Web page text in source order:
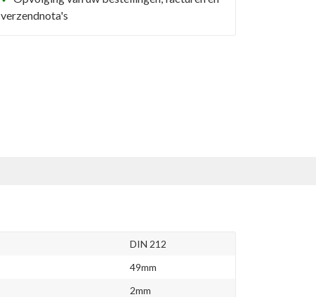
verzendnota's
DIN 212
49mm
2mm